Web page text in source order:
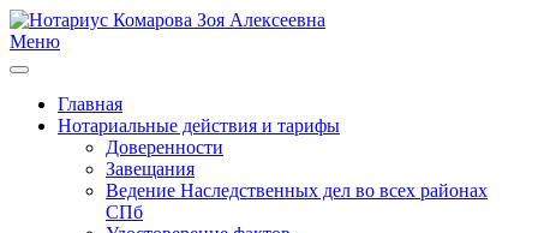
Меню
Главная
Нотариальные действия и тарифы
Доверенности
Завещания
Ведение Наследственных дел во всех районах
СПб